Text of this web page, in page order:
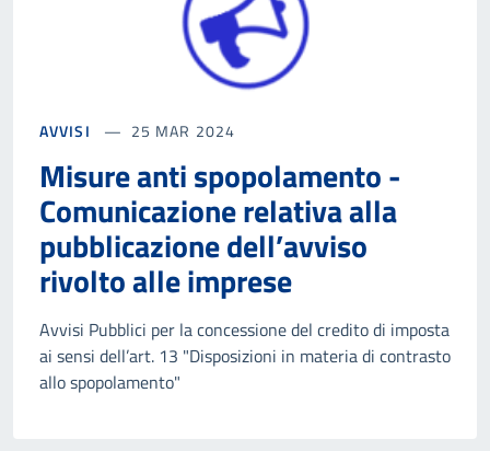
AVVISI 25 MAR 2024
Misure anti spopolamento -
Comunicazione relativa alla
pubblicazione dell’avviso
rivolto alle imprese
Avvisi Pubblici per la concessione del credito di imposta
ai sensi dell’art. 13 "Disposizioni in materia di contrasto
allo spopolamento"